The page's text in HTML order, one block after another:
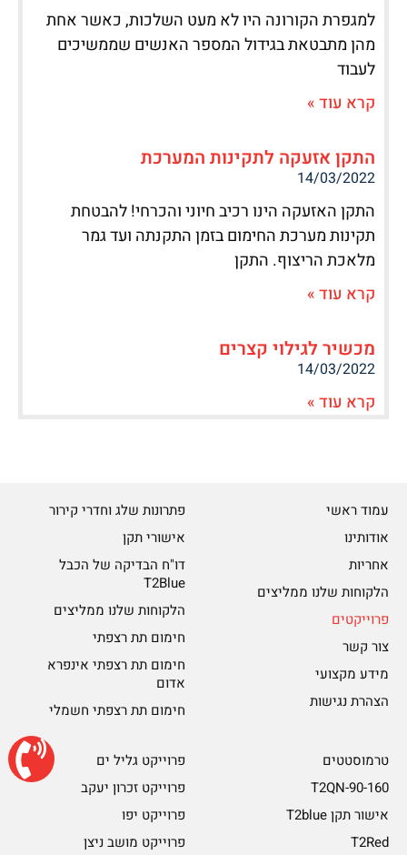
למגפרת הקורונה היו לא מעט השלכות, כאשר אחת
מהן מתבטאת בגידול המספר האנשים שממשיכים
לעבוד
קרא עוד »
התקן אזעקה לתקינות המערכת
14/03/2022
התקן האזעקה הינו רכיב חיוני והכרחי! להבטחת
תקינות מערכת החימום בזמן התקנתה ועד גמר
מלאכת הריצוף. התקן
קרא עוד »
מכשיר לגילוי קצרים
14/03/2022
קרא עוד »
עמוד ראשי
אודותינו
אחריות
הלקוחות שלנו ממליצים
פרוייקטים
צור קשר
מידע מקצועי
הצהרת נגישות
פתרונות שלג וחדרי קירור
אישורי תקן
דו"ח הבדיקה של הכבל
T2Blue
הלקוחות שלנו ממליצים
חימום תת רצפתי
חימום תת רצפתי אינפרא
אדום
חימום תת רצפתי חשמלי
טרמוסטטים
T2QN-90-160
אישור תקן T2blue
T2Red
פרוייקט גליל ים
פרוייקט זכרון יעקב
פרוייקט יפו
פרוייקט מושב ניצן